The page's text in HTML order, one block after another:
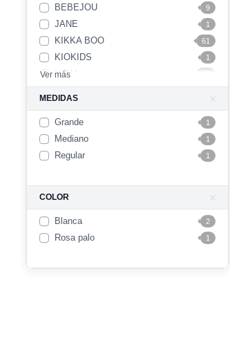
BEBEJOU 9
JANE 1
KIKKA BOO 61
KIOKIDS 1
LUMA
Ver más
MEDIDAS
Grande 1
Mediano 1
Regular 1
COLOR
Blanca 2
Rosa palo 1